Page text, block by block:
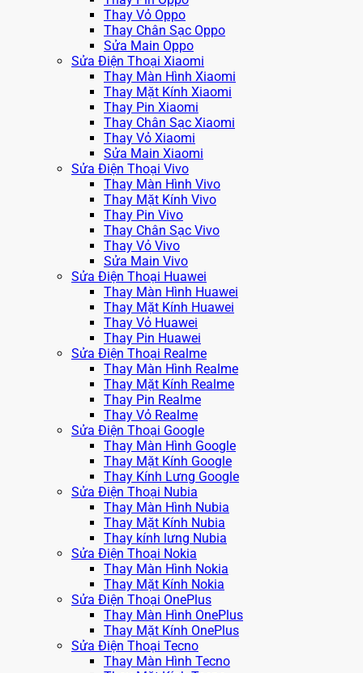
Thay Vỏ Oppo
Thay Chân Sạc Oppo
Sửa Main Oppo
Sửa Điện Thoại Xiaomi
Thay Màn Hình Xiaomi
Thay Mặt Kính Xiaomi
Thay Pin Xiaomi
Thay Chân Sạc Xiaomi
Thay Vỏ Xiaomi
Sửa Main Xiaomi
Sửa Điện Thoại Vivo
Thay Màn Hình Vivo
Thay Mặt Kính Vivo
Thay Pin Vivo
Thay Chân Sạc Vivo
Thay Vỏ Vivo
Sửa Main Vivo
Sửa Điện Thoại Huawei
Thay Màn Hình Huawei
Thay Mặt Kính Huawei
Thay Vỏ Huawei
Thay Pin Huawei
Sửa Điện Thoại Realme
Thay Màn Hình Realme
Thay Mặt Kính Realme
Thay Pin Realme
Thay Vỏ Realme
Sửa Điện Thoại Google
Thay Màn Hình Google
Thay Mặt Kính Google
Thay Kính Lưng Google
Sửa Điện Thoại Nubia
Thay Màn Hình Nubia
Thay Mặt Kính Nubia
Thay kính lưng Nubia
Sửa Điện Thoại Nokia
Thay Màn Hình Nokia
Thay Mặt Kính Nokia
Sửa Điện Thoại OnePlus
Thay Màn Hình OnePlus
Thay Mặt Kính OnePlus
Sửa Điện Thoại Tecno
Thay Màn Hình Tecno